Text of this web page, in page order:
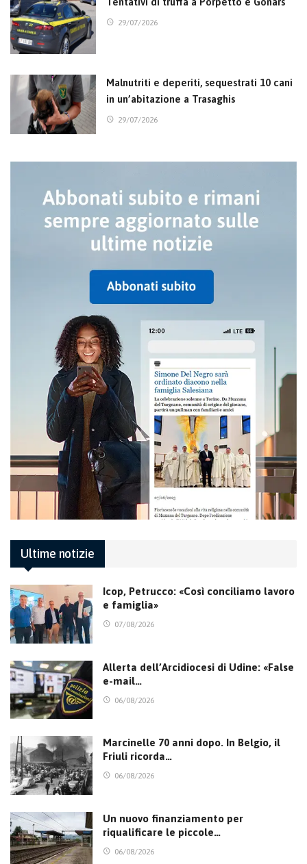
29/07/2026
Malnutriti e deperiti, sequestrati 10 cani
in un’abitazione a Trasaghis
29/07/2026
Ultime notizie
Icop, Petrucco: «Così conciliamo lavoro
e famiglia»
07/08/2026
Allerta dell’Arcidiocesi di Udine: «False
e-mail…
06/08/2026
Marcinelle 70 anni dopo. In Belgio, il
Friuli ricorda…
06/08/2026
Un nuovo finanziamento per
riqualificare le piccole…
06/08/2026